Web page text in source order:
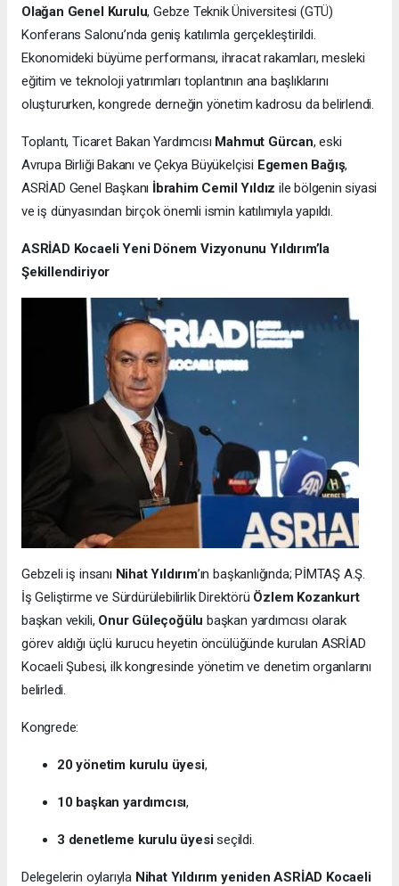
Olağan Genel Kurulu, Gebze Teknik Üniversitesi (GTÜ)
Konferans Salonu’nda geniş katılımla gerçekleştirildi.
Ekonomideki büyüme performansı, ihracat rakamları, mesleki
eğitim ve teknoloji yatırımları toplantının ana başlıklarını
oluştururken, kongrede derneğin yönetim kadrosu da belirlendi.
Toplantı, Ticaret Bakan Yardımcısı Mahmut Gürcan, eski
Avrupa Birliği Bakanı ve Çekya Büyükelçisi Egemen Bağış,
ASRİAD Genel Başkanı İbrahim Cemil Yıldız ile bölgenin siyasi
ve iş dünyasından birçok önemli ismin katılımıyla yapıldı.
ASRİAD Kocaeli Yeni Dönem Vizyonunu Yıldırım’la
Şekillendiriyor
Gebzeli iş insanı Nihat Yıldırım’ın başkanlığında; PİMTAŞ A.Ş.
İş Geliştirme ve Sürdürülebilirlik Direktörü Özlem Kozankurt
başkan vekili, Onur Güleçoğülu başkan yardımcısı olarak
görev aldığı üçlü kurucu heyetin öncülüğünde kurulan ASRİAD
Kocaeli Şubesi, ilk kongresinde yönetim ve denetim organlarını
belirledi.
Kongrede:
20 yönetim kurulu üyesi,
10 başkan yardımcısı,
3 denetleme kurulu üyesiseçildi.
Delegelerin oylarıyla Nihat Yıldırım yeniden ASRİAD Kocaeli